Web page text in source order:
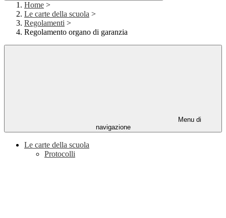
Home >
Le carte della scuola >
Regolamenti >
Regolamento organo di garanzia
Menu di
navigazione
Le carte della scuola
Protocolli